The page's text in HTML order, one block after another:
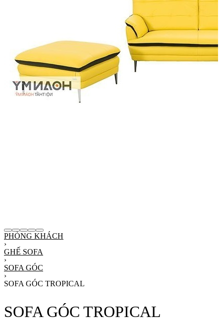
PHÒNG KHÁCH
›
GHẾ SOFA
›
SOFA GÓC
›
SOFA GÓC TROPICAL
SOFA GÓC TROPICAL